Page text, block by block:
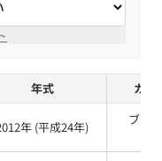
年式 カラ
年 (平成24年)
ブラ